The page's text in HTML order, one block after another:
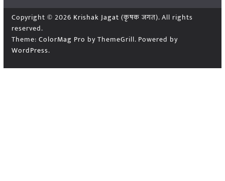
Copyright © 2026 Krishak Jagat (कृषक जगत). All rights
reserved.
Theme: ColorMag Pro by ThemeGrill. Powered by
WordPress.